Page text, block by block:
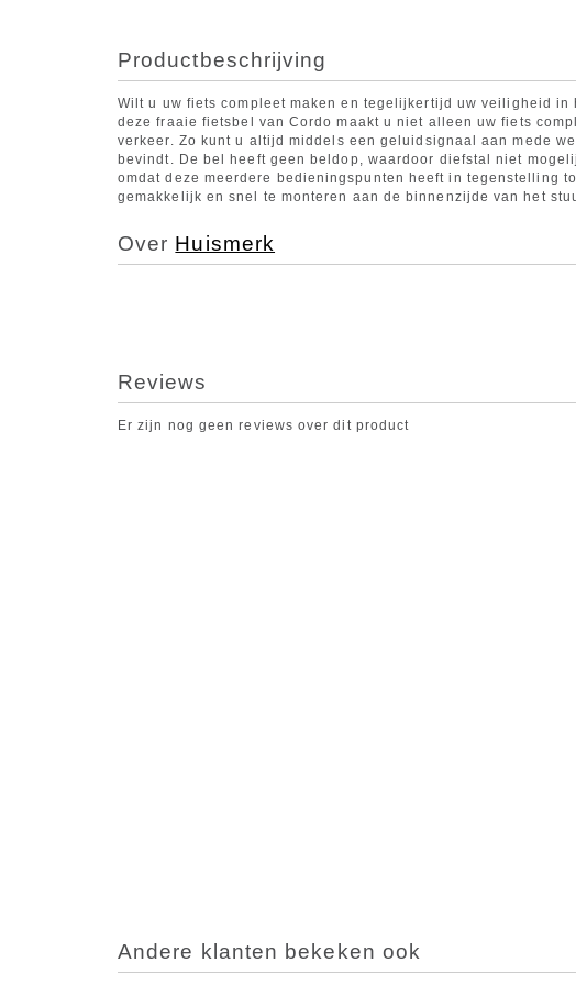
Productbeschrijving
Wilt u uw fiets compleet maken en tegelijkertijd uw veiligheid in
deze fraaie fietsbel van Cordo maakt u niet alleen uw fiets
verkeer. Zo kunt u altijd middels een geluidsignaal aan mede
bevindt. De bel heeft geen beldop, waardoor diefstal niet
omdat deze meerdere bedieningspunten heeft in tegenstelling
gemakkelijk en snel te monteren aan de binnenzijde van het
Over Huismerk
Reviews
Er zijn nog geen reviews over dit product
Andere klanten bekeken ook